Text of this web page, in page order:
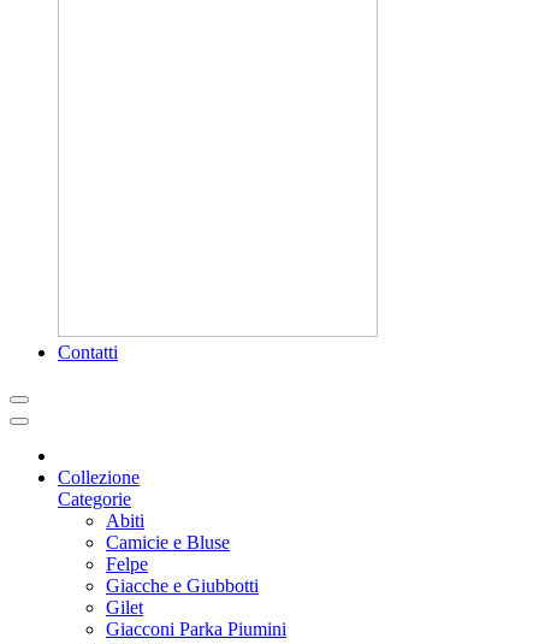
Contatti
Collezione
Categorie
Abiti
Camicie e Bluse
Felpe
Giacche e Giubbotti
Gilet
Giacconi Parka Piumini